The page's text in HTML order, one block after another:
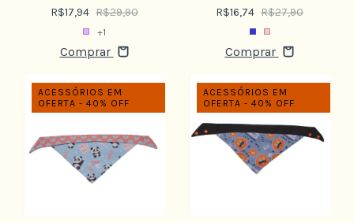
R$17,94 R$29,90
+1
Comprar
R$16,74 R$27,90
Comprar
ACESSÓRIOS EM
OFERTA - 40% OFF
ACESSÓRIOS EM
OFERTA - 40% OFF